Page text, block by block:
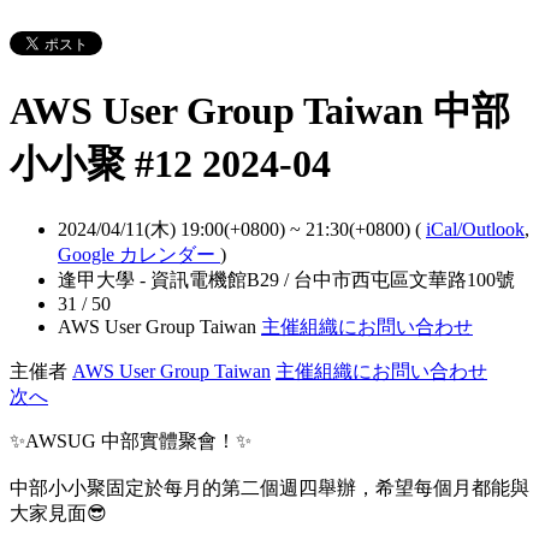
AWS User Group Taiwan 中部
小小聚 #12 2024-04
2024/04/11(木) 19:00(+0800) ~ 21:30(+0800) ( iCal/Outlook,
Google カレンダー )
逢甲大學 - 資訊電機館B29 / 台中市西屯區文華路100號
31 / 50
AWS User Group Taiwan 主催組織にお問い合わせ
主催者 AWS User Group Taiwan 主催組織にお問い合わせ
次へ
✨AWSUG 中部實體聚會！✨
中部小小聚固定於每月的第二個週四舉辦，希望每個月都能與
大家見面😎